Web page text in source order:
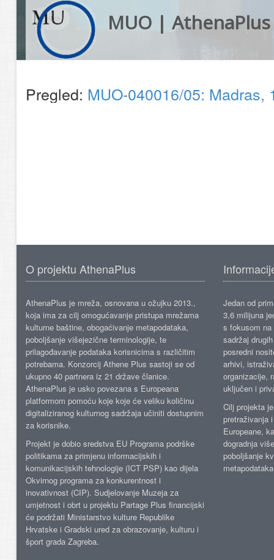
MUO | AthenaPlus
Pregled: MUO-040016/05:
O projektu AthenaPlus
AthenaPlus je mreža, osnovana u ožujku 2013.,
koja ima za cilj omogućavanje pristupa mrežama
kulturne baštine, obogaćivanje metapodataka,
poboljšanje višejezične terminologije, te
prilagođavanje podataka korisnicima s različitim
potrebama. Konzorcij Athene Plus sastoji se od
ukupno 40 partnera iz 21 države članice.
AthenaPlus je usko povezana s Europeana
platformom pomoću koje koje će veliku količinu
digitaliziranog kulturnog sadržaja učiniti dostupnim
za korisnike.
Projekt je dobio sredstva EU Programa podrške
politikama za primjenu informacijskih i
komunikacijskih tehnologije (ICT PSP) kao dijela
Okvirnog programa za konkurentnost i
inovativnost (CIP). Sudjelovanje Muzeja za
umjetnost i obrt u projektu Partage Plus financijski
će podržati Ministarstvo kulture Republike
Hrvatske i Gradski ured za obrazovanje, kulturu i
šport grada Zagreba.
Jedan od
3,6 milijuna
s fokusom
sadržaj
posredni
arhivi,
organizacije,
uključen i
Cilj projekta
pretraživanja
Europeane,
dogradnja
poboljšanje